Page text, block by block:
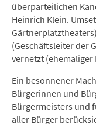
überparteilichen
Heinrich Klein.
(Geschäftsleiter der
vernetzt
Ein besonnener
Bürgerinnen und
Bürgermeisters und
aller Bürger